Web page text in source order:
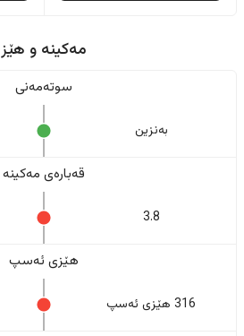
مەکینە و هێز
سوتەمەنی
بەنزین
قەبارەی مەکینە
3.8
هێزی ئەسپ
316 هێزی ئەسپ